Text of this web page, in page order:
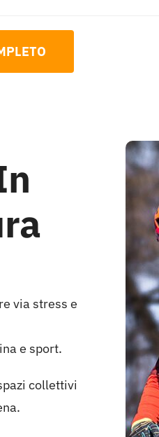
via stress e
e sport.
collettivi